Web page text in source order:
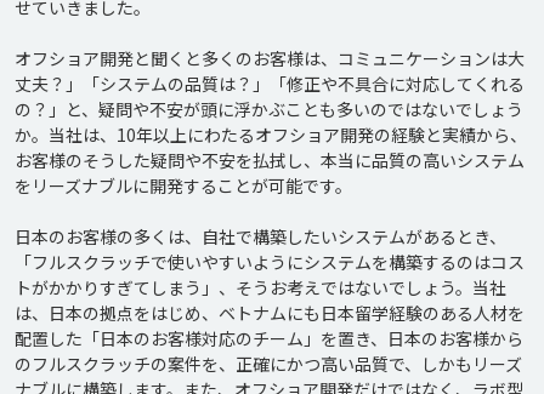
せていきました。
オフショア開発と聞くと多くのお客様は、コミュニケーションは大
丈夫？」「システムの品質は？」「修正や不具合に対応してくれる
の？」と、疑問や不安が頭に浮かぶことも多いのではないでしょう
か。当社は、10年以上にわたるオフショア開発の経験と実績から、
お客様のそうした疑問や不安を払拭し、本当に品質の高いシステム
をリーズナブルに開発することが可能です。
日本のお客様の多くは、自社で構築したいシステムがあるとき、
「フルスクラッチで使いやすいようにシステムを構築するのはコス
トがかかりすぎてしまう」、そうお考えではないでしょう。当社
は、日本の拠点をはじめ、ベトナムにも日本留学経験のある人材を
配置した「日本のお客様対応のチーム」を置き、日本のお客様から
のフルスクラッチの案件を、正確にかつ高い品質で、しかもリーズ
ナブルに構築します。また、オフショア開発だけではなく、ラボ型